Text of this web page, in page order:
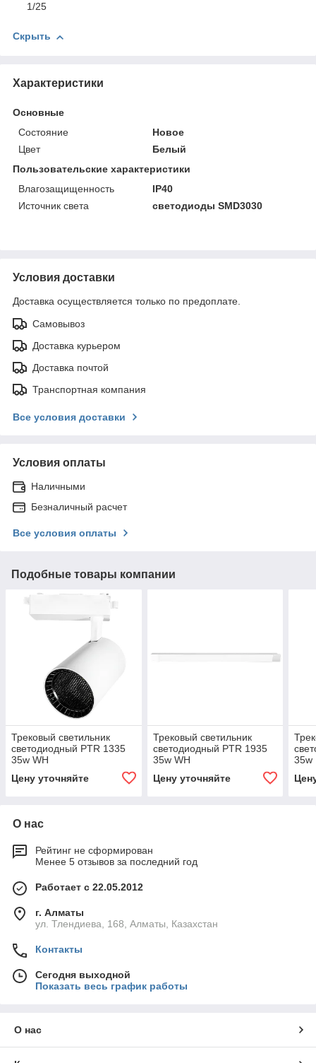
1/25
Скрыть
Характеристики
Основные
Состояние
Новое
Цвет
Белый
Пользовательские характеристики
Влагозащищенность
IP40
Источник света
светодиоды SMD3030
Условия доставки
Доставка осуществляется только по предоплате.
Самовывоз
Доставка курьером
Доставка почтой
Транспортная компания
Все условия доставки
Условия оплаты
Наличными
Безналичный расчет
Все условия оплаты
Подобные товары компании
Трековый светильник
светодиодный PTR 1335
35w WH
Цену уточняйте
Трековый светильник
светодиодный PTR 1935
35w WH
Цену уточняйте
35w
О нас
Рейтинг не сформирован
Менее 5 отзывов за последний год
Работает с 22.05.2012
г. Алматы
ул. Тлендиева, 168, Алматы, Казахстан
Контакты
Сегодня выходной
Показать весь график работы
О нас